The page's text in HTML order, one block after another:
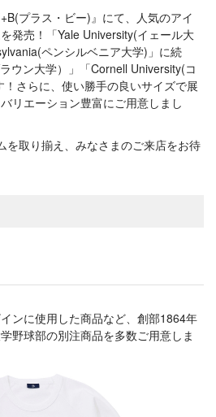
プラス・ビー)』にて、人気のアイ
発売！「Yale University(イェール大
ペンシルベニア大学)」に続
ウン大学）」「Cornell University(コ
さらに、使い勝手の良いサイズで展
リエーション豊富にご用意しまし
を取り揃え、みなさまのご来店をお待
ンに使用した商品など、創部1864年
野球部の別注商品を多数ご用意しま